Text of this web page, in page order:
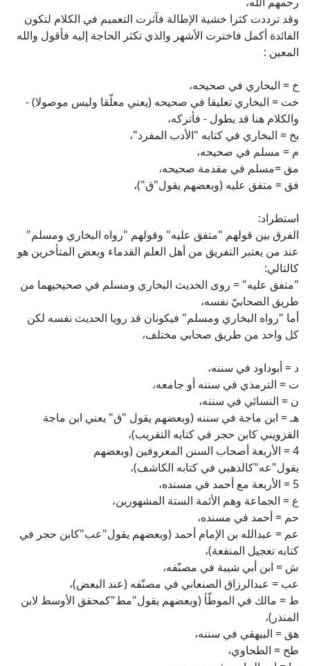
وقد ترددت كثرا خشية الإطالة فآثرت التعميم في الكلام لتكون
الفائدة أكمل فاخترت الأشهر والذي تكثر الحاجة إليه فأقول والله
المعين :
خ = البخاري في صحيحه،
خت = البخاري تعليقا في صحيحه (يعني معلّقا وليس موصولا) -
والكلام هنا قد يطول - فأتركه،
بخ = البخاري في كتابه "الأدب المفرد"،
م = مسلم في صحيحه،
مق =مسلم في مقدمة صحيحه،
فق = متفق عليه (وبعضهم يقول"ق")،
استطراد:
الفرق بين قولهم "متفق عليه" وقولهم "رواه البخاري ومسلم"
عند من يعتبر التفريق من أهل العلم القدماء وبعض المتأخرين هو
كالتالي:
"متفق عليه" = روى الحديث البخاري ومسلم في صحيحيهما من
طريق الصحابيّ نفسه،
أما "رواه البخاري ومسلم" فيكونان قد رويا الحديث نفسه لكن
كل واحد من طريق صحابي مختلف،
د = أبوداود في سننه،
ت = الترمذي في سننه أو جامعه،
ن = النسائي في سننه،
هـ = ابن ماجة في سننه (وبعضهم يقول "ق" يعني ابن ماجة
القزويني كابن حجر في كتابه التقريب)،
4 = الأربعة أصحاب السنن المعروفين (وبعضهم
يقول"عه"كالذهبي في كتابه الكاشف)،
5 = الأربعة مع أحمد في مسنده،
ع = الجماعة وهم الأئمة الستة المشهورين،
حم = أحمد في مسنده،
عم = عبدالله بن الإمام أحمد (وبعضهم يقول"عب"كابن حجر في
كتابه تعجيل المنفعة)،
ش = ابن أبي شيبة في مصنّفه،
عب = عبدالرزاق الصنعاني في مصنّفه (عند البعض)،
ط = مالك في الموطّأ (وبعضهم يقول"مط"كمحقق الأوسط لابن
المنذر)،
هق = البيهقي في سننه،
طح = الطحاوي،